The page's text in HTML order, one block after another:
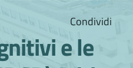
Condividi
e le